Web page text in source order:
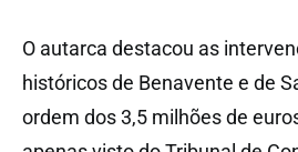
O autarca destacou as
históricos de Benavente e de
ordem dos 3,5 milhões de